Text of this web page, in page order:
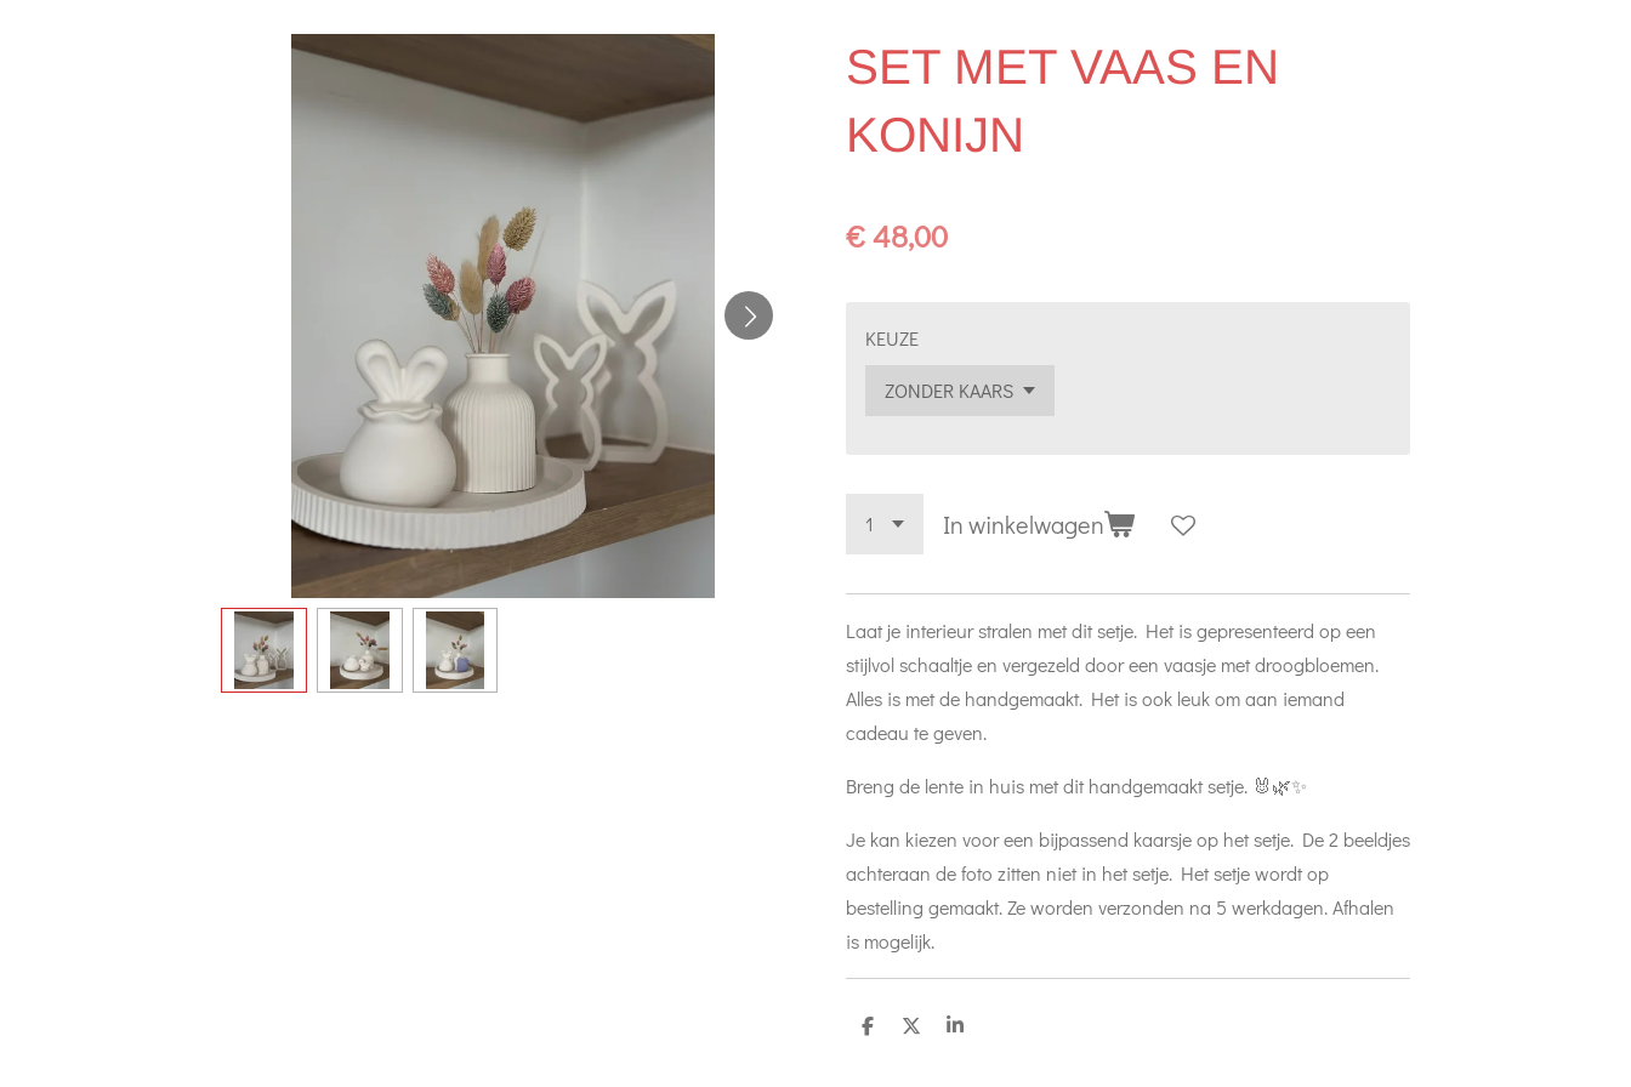
SET MET VAAS EN
KONIJN
€ 48,00
KEUZE
In winkelwagen
Laat je interieur stralen met dit setje. Het is gepresenteerd op een
stijlvol schaaltje en vergezeld door een vaasje met droogbloemen.
Alles is met de handgemaakt. Het is ook leuk om aan iemand
cadeau te geven.
Breng de lente in huis met dit handgemaakt setje. 🐰🌿✨
Je kan kiezen voor een bijpassend kaarsje op het setje. De 2 beeldjes
achteraan de foto zitten niet in het setje. Het setje wordt op
bestelling gemaakt. Ze worden verzonden na 5 werkdagen. Afhalen
is mogelijk.
D
D
S